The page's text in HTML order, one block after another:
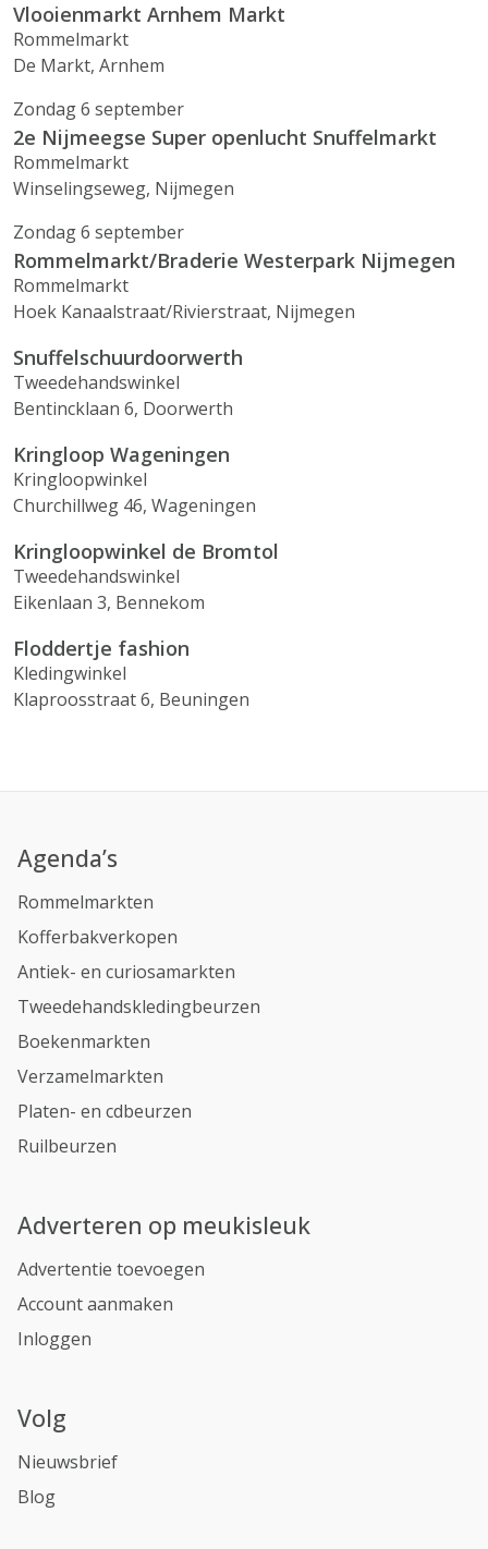
Vlooienmarkt Arnhem Markt
Rommelmarkt
De Markt, Arnhem
Zondag 6 september
2e Nijmeegse Super openlucht Snuffelmarkt
Rommelmarkt
Winselingseweg, Nijmegen
Zondag 6 september
Rommelmarkt/Braderie Westerpark Nijmegen
Rommelmarkt
Hoek Kanaalstraat/Rivierstraat, Nijmegen
Snuffelschuurdoorwerth
Tweedehandswinkel
Bentincklaan 6, Doorwerth
Kringloop Wageningen
Kringloopwinkel
Churchillweg 46, Wageningen
Kringloopwinkel de Bromtol
Tweedehandswinkel
Eikenlaan 3, Bennekom
Floddertje fashion
Kledingwinkel
Klaproosstraat 6, Beuningen
Agenda’s
Rommelmarkten
Kofferbakverkopen
Antiek- en curiosamarkten
Tweedehandskledingbeurzen
Boekenmarkten
Verzamelmarkten
Platen- en cdbeurzen
Ruilbeurzen
Adverteren op meukisleuk
Advertentie toevoegen
Account aanmaken
Inloggen
Volg
Nieuwsbrief
Blog